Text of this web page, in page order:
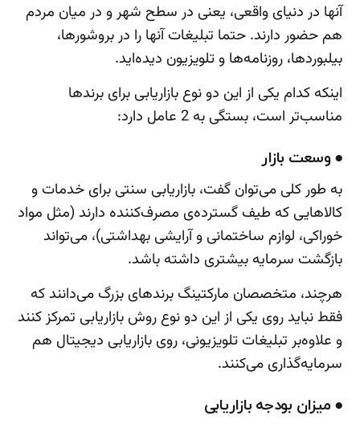
آنها در دنیای واقعی، یعنی در سطح شهر و در میان مردم
هم حضور دارند. حتما تبلیغات آنها را در بروشورها،
بیلبوردها، روزنامه‌ها و تلویزیون دیده‌اید.
اینکه کدام یکی از این دو نوع بازاریابی برای برندها
مناسب‌تر است، بستگی به 2 عامل دارد:
● وسعت بازار
به طور کلی می‌توان گفت، بازاریابی سنتی برای خدمات و
کالاهایی که طیف گسترده‌ی مصرف‌کننده دارند (مثل مواد
خوراکی، لوازم ساختمانی و آرایشی بهداشتی)، می‌تواند
بازگشت سرمایه بیشتری داشته باشد.
هرچند، متخصصان مارکتینگ برندهای بزرگ می‌دانند که
فقط نباید روی یکی از این دو نوع روش بازاریابی تمرکز کنند
و علاوه‌بر تبلیغات تلویزیونی، روی بازاریابی دیجیتال هم
سرمایه‌گذاری می‌کنند.
● میزان بودجه بازاریابی